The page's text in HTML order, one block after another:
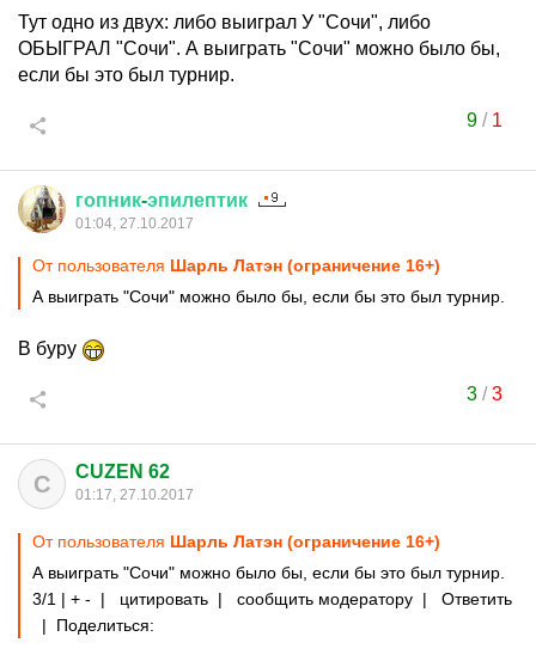
Тут одно из двух: либо выиграл У "Сочи", либо
ОБЫГРАЛ "Сочи". А выиграть "Сочи" можно было бы,
если бы это был турнир.
9/ 1
гопник-эпилептик
01:04, 27.10.2017
От пользователя Шарль Латэн (ограничение 16+)
А выиграть "Сочи" можно было бы, если бы это был турнир.
В буру
3/3
C CUZEN 62
01:17, 27.10.2017
От пользователя Шарль Латэн (ограничение 16+)
А выиграть "Сочи" можно было бы, если бы это был турнир.
3/1 | + - | цитировать | сообщить модератору | Ответить
| Поделиться: